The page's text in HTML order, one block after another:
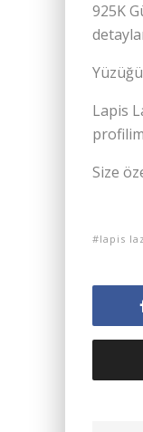
️925K
Lapis
Size
lapis